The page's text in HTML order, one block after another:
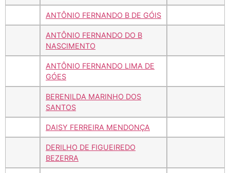
ANTÔNIO FERNANDO B DE GÓIS
ANTÔNIO FERNANDO DO B
NASCIMENTO
ANTÔNIO FERNANDO LIMA DE
GÓES
BERENILDA MARINHO DOS
SANTOS
DAISY FERREIRA MENDONÇA
DERILHO DE FIGUEIREDO
BEZERRA